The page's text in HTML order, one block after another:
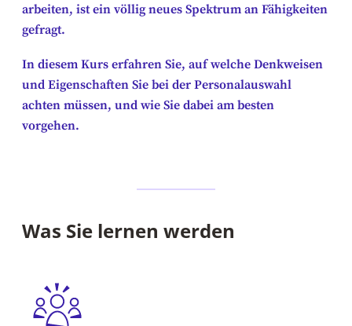
arbeiten, ist ein völlig neues Spektrum an Fähigkeiten
gefragt.
In diesem Kurs erfahren Sie, auf welche Denkweisen
und Eigenschaften Sie bei der Personalauswahl
achten müssen, und wie Sie dabei am besten
vorgehen.
Was Sie lernen werden